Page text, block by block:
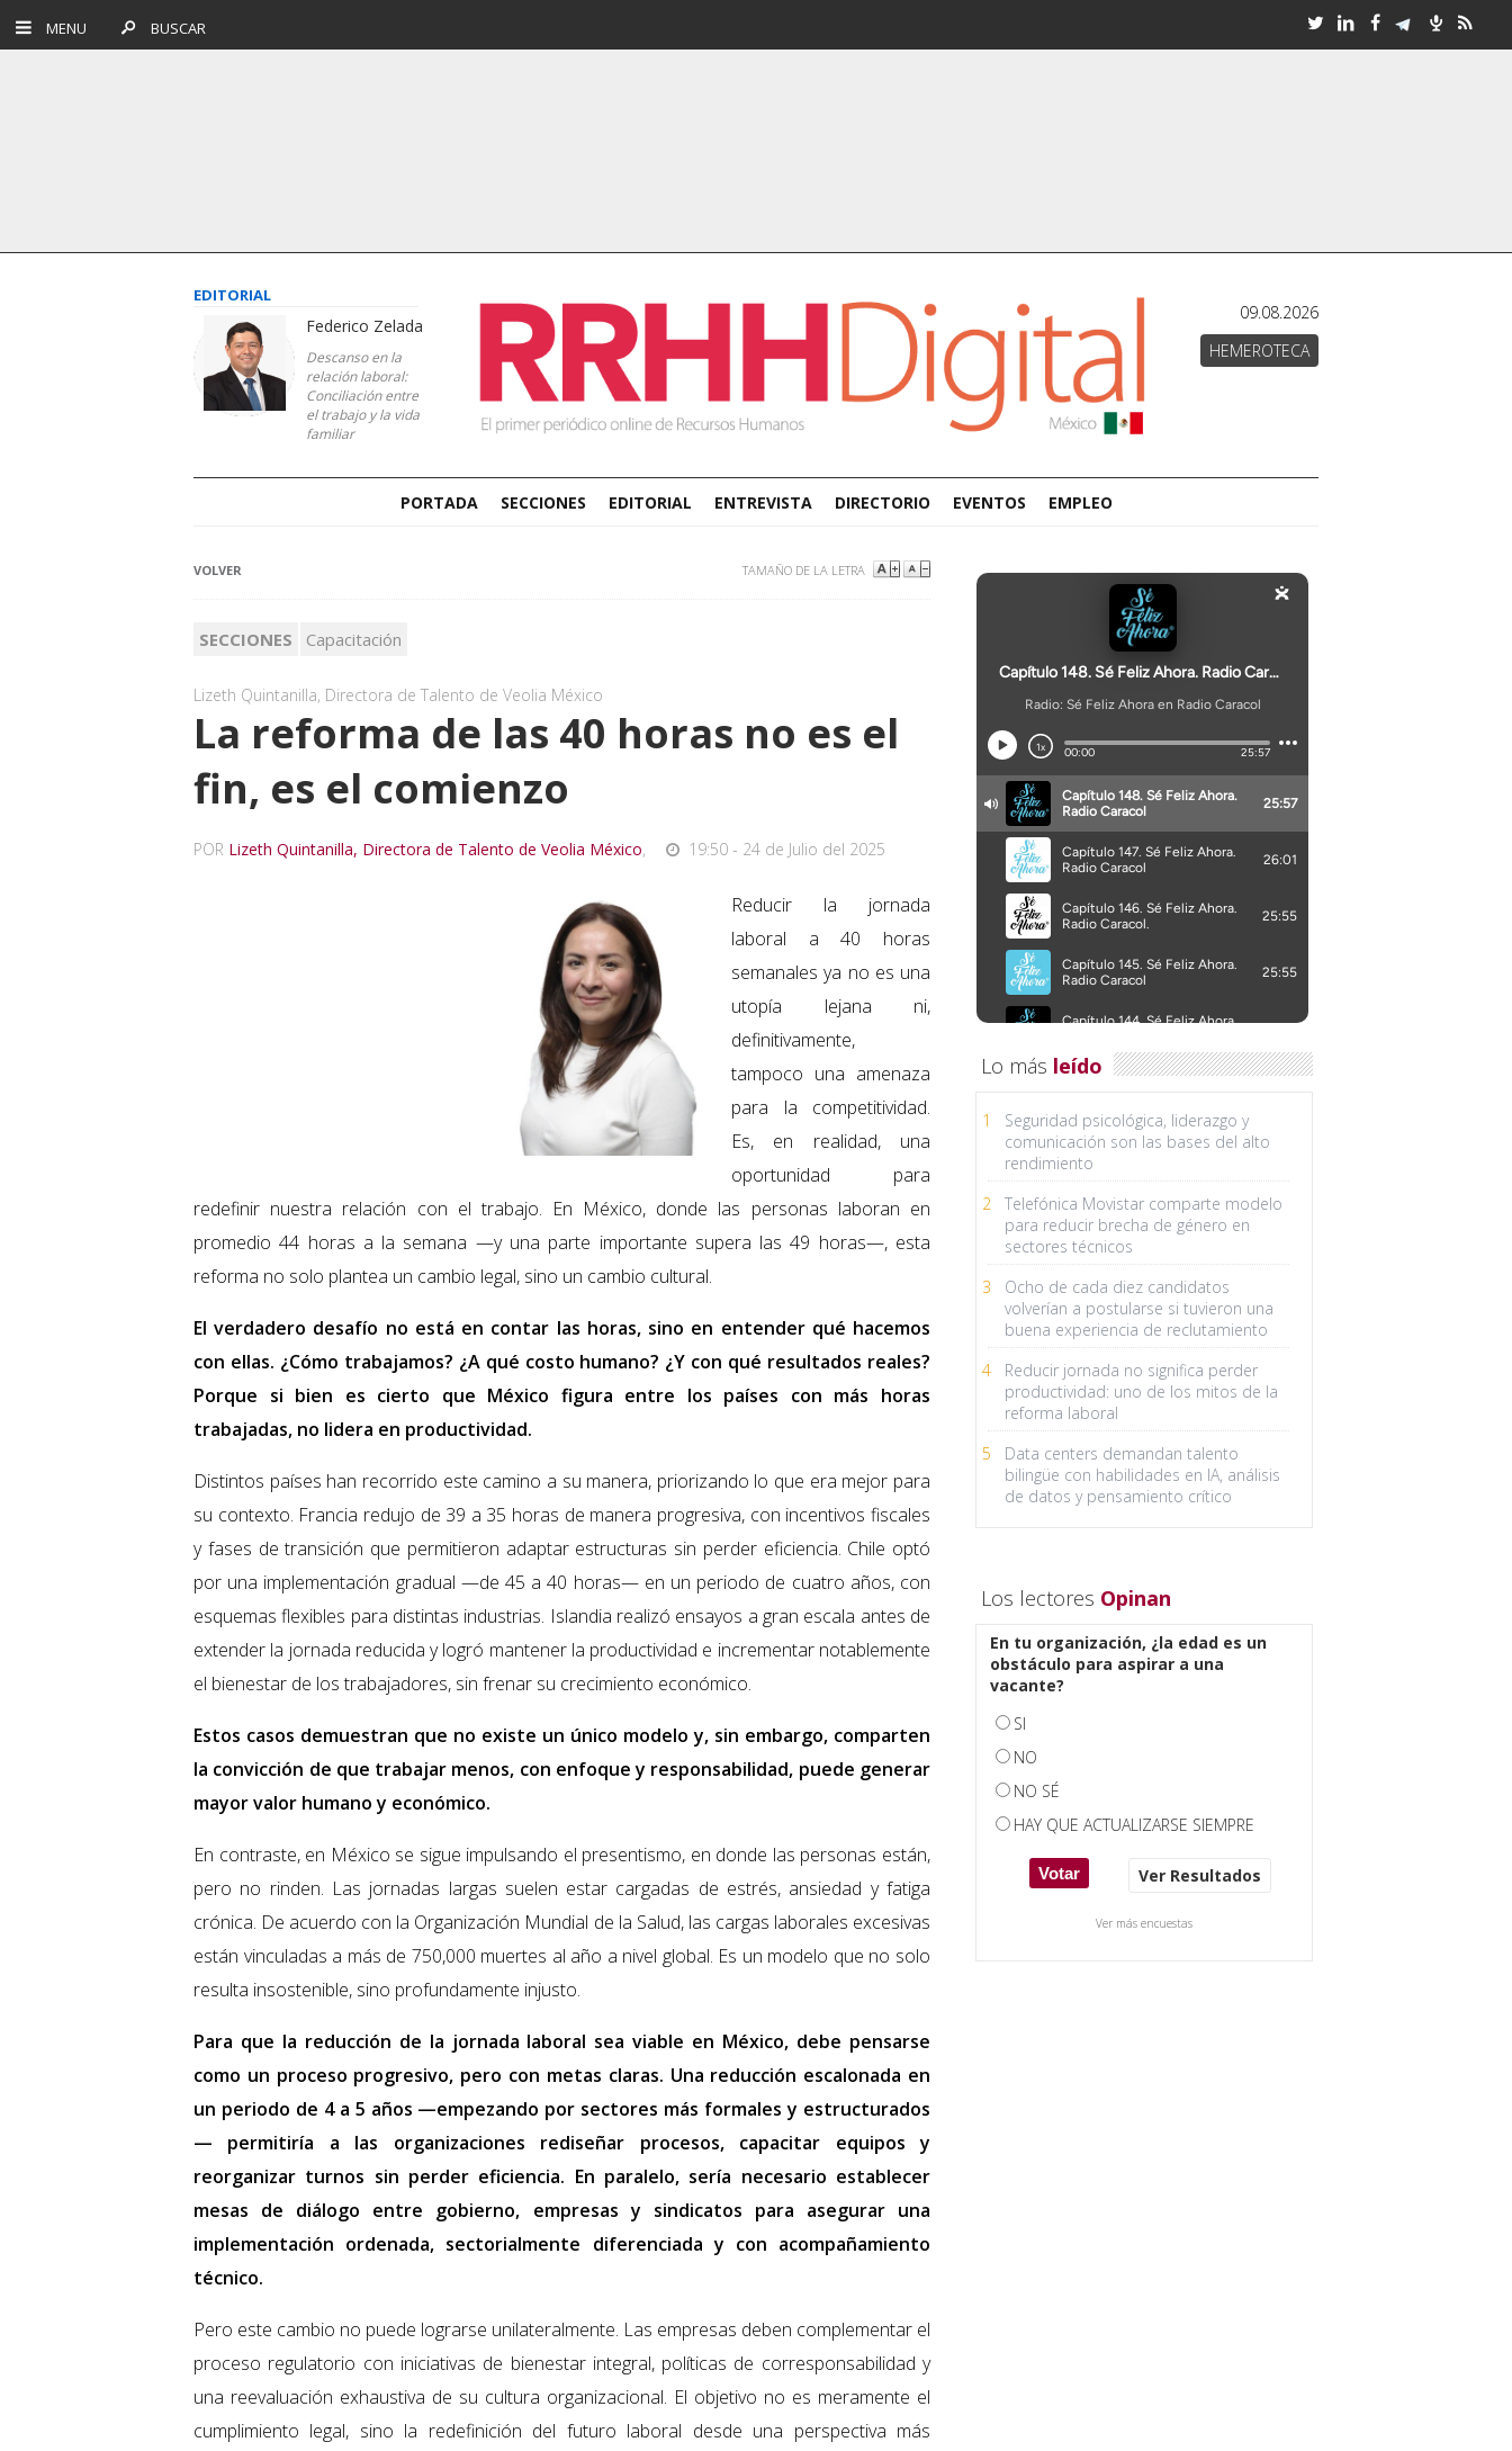
MENU BUSCAR
EDITORIAL
Federico Zelada
Descanso en la
relación laboral:
Conciliación entre
el trabajo y la vida
familiar
09.08.2026
HEMEROTECA
PORTADA SECCIONES EDITORIAL ENTREVISTA DIRECTORIO EVENTOS EMPLEO
VOLVER TAMAÑO DE LA LETRA
SECCIONES Capacitación
Lizeth Quintanilla, Directora de Talento de Veolia México
La reforma de las 40 horas no es el
fin, es el comienzo
POR Lizeth Quintanilla, Directora de Talento de Veolia México, 19:50 - 24 de Julio del 2025
Reducir la jornada
laboral a 40 horas
semanales ya no es una
utopía lejana ni,
definitivamente,
tampoco una amenaza
para la competitividad.
Es, en realidad, una
oportunidad para
redefinir nuestra relación con el trabajo. En México, donde las personas laboran en
promedio 44 horas a la semana —y una parte importante supera las 49 horas—, esta
reforma no solo plantea un cambio legal, sino un cambio cultural.
El verdadero desafío no está en contar las horas, sino en entender qué hacemos
con ellas. ¿Cómo trabajamos? ¿A qué costo humano? ¿Y con qué resultados reales?
Porque si bien es cierto que México figura entre los países con más horas
trabajadas, no lidera en productividad.
Distintos países han recorrido este camino a su manera, priorizando lo que era mejor para
su contexto. Francia redujo de 39 a 35 horas de manera progresiva, con incentivos fiscales
y fases de transición que permitieron adaptar estructuras sin perder eficiencia. Chile optó
por una implementación gradual —de 45 a 40 horas— en un periodo de cuatro años, con
esquemas flexibles para distintas industrias. Islandia realizó ensayos a gran escala antes de
extender la jornada reducida y logró mantener la productividad e incrementar notablemente
el bienestar de los trabajadores, sin frenar su crecimiento económico.
Estos casos demuestran que no existe un único modelo y, sin embargo, comparten
la convicción de que trabajar menos, con enfoque y responsabilidad, puede generar
mayor valor humano y económico.
En contraste, en México se sigue impulsando el presentismo, en donde las personas están,
pero no rinden. Las jornadas largas suelen estar cargadas de estrés, ansiedad y fatiga
crónica. De acuerdo con la Organización Mundial de la Salud, las cargas laborales excesivas
están vinculadas a más de 750,000 muertes al año a nivel global. Es un modelo que no solo
resulta insostenible, sino profundamente injusto.
Para que la reducción de la jornada laboral sea viable en México, debe pensarse
como un proceso progresivo, pero con metas claras. Una reducción escalonada en
un periodo de 4 a 5 años —empezando por sectores más formales y estructurados
— permitiría a las organizaciones rediseñar procesos, capacitar equipos y
reorganizar turnos sin perder eficiencia. En paralelo, sería necesario establecer
mesas de diálogo entre gobierno, empresas y sindicatos para asegurar una
implementación ordenada, sectorialmente diferenciada y con acompañamiento
técnico.
Pero este cambio no puede lograrse unilateralmente. Las empresas deben complementar el
proceso regulatorio con iniciativas de bienestar integral, políticas de corresponsabilidad y
una reevaluación exhaustiva de su cultura organizacional. El objetivo no es meramente el
cumplimiento legal, sino la redefinición del futuro laboral desde una perspectiva más
Lo más leído
1
Seguridad psicológica, liderazgo y
comunicación son las bases del alto
rendimiento
2
Telefónica Movistar comparte modelo
para reducir brecha de género en
sectores técnicos
3
Ocho de cada diez candidatos
volverían a postularse si tuvieron una
buena experiencia de reclutamiento
4
Reducir jornada no significa perder
productividad: uno de los mitos de la
reforma laboral
5
Data centers demandan talento
bilingüe con habilidades en IA, análisis
de datos y pensamiento crítico
Los lectores Opinan
En tu organización, ¿la edad es un
obstáculo para aspirar a una
vacante?
SI
NO
NO SÉ
HAY QUE ACTUALIZARSE SIEMPRE
Ver Resultados
Ver más encuestas